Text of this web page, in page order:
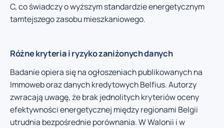
C, co świadczy o wyższym standardzie energetycznym
tamtejszego zasobu mieszkaniowego.
Różne kryteria i ryzyko zaniżonych danych
Badanie opiera się na ogłoszeniach publikowanych na
Immoweb oraz danych kredytowych Belfius. Autorzy
zwracają uwagę, że brak jednolitych kryteriów oceny
efektywności energetycznej między regionami Belgii
utrudnia bezpośrednie porównania. W Walonii i w